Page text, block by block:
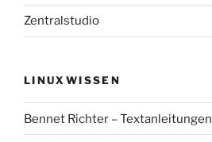
Zentralstudio
LINUXWISSEN
Bennet Richter – Textanleitungen